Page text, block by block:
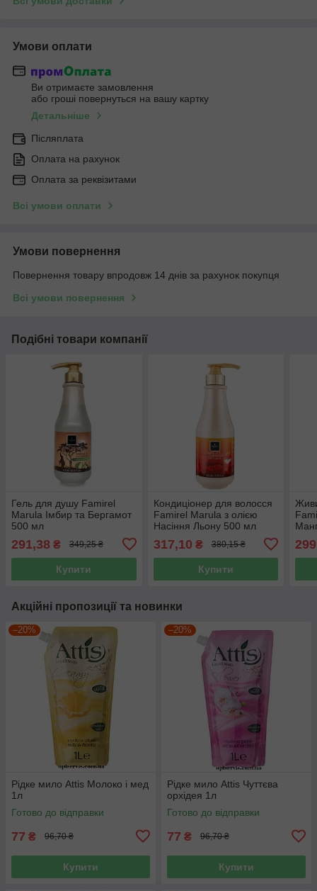
Умови оплати
Ви отримаєте замовлення
або гроші повернуться на вашу картку
Детальніше
Післяплата
Оплата на рахунок
Оплата за реквізитами
Всі умови оплати
Умови повернення
Повернення товару впродовж 14 днів за рахунок покупця
Всі умови повернення
Подібні товари компанії
Гель для душу Famirel
Marula Імбир та Бергамот
500 мл
291,38 ₴ 349,25 ₴
Купити
Кондиціонер для волосся
Famirel Marula з олією
Насіння Льону 500 мл
317,10 ₴ 380,15 ₴
Купити
299
Акційні пропозиції та новинки
–20%
Рідке мило Attis Молоко і мед
1л
Готово до відправки
77 ₴ 96,70 ₴
Купити
–20%
Рідке мило Attis Чуттєва
орхідея 1л
Готово до відправки
77 ₴ 96,70 ₴
Купити